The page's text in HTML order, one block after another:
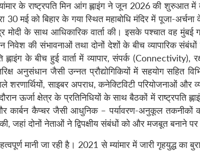
के राष्ट्रपति मिन आंग ह्लाइंग ने जून 2026 की शुरुआत में
30 मई को बिहार के गया स्थित महाबोधि मंदिर में पूजा-
मोदी के साथ आधिकारिक वार्ता की। इसके पश्चात वह मुंबई
निवेश की संभावनाओं तथा दोनों देशों के बीच व्यापारिक
ह्लाइंग के बीच हुई वार्ता में व्यापार, संपर्क (Connectivity),
अनुसंधान जैसी उन्नत प्रौद्योगिकियों में सहयोग सहित
शरणार्थियों, साइबर अपराध, कनेक्टिविटी परियोजनाओं और
ऊर्जा क्षेत्र के प्रतिनिधियों के साथ बैठकों में राष्ट्रपति
कैप्चर जैसी आधुनिक – पर्यावरण-अनुकूल तकनीकों की
जहां दोनों नेताओं ने द्विपक्षीय संबंधों को और मजबूत बनाने पर
मानी जा रही है। 2021 से म्यांमार में जारी गृहयुद्ध का